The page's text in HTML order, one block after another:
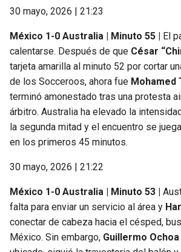
30 mayo, 2026 | 21:23
México 1-0 Australia | Minuto 55 | El
calentarse. Después de que César
tarjeta amarilla al minuto 52 por cortar
de los Socceroos, ahora fue Mohamed
terminó amonestado tras una protesta
árbitro. Australia ha elevado la
la segunda mitad y el encuentro se
en los primeros 45 minutos.
30 mayo, 2026 | 21:22
México 1-0 Australia | Minuto 53 |
falta para enviar un servicio al área y
conectar de cabeza hacia el césped,
México. Sin embargo, Guillermo Ochoa